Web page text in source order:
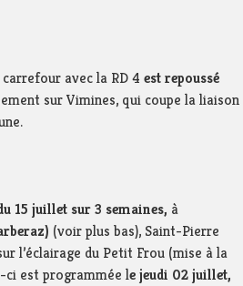
avec la RD 4 est repoussé
sur Vimines, qui coupe la liaison
15 juillet sur 3 semaines, à
(voir plus bas), Saint-Pierre
l’éclairage du Petit Frou (mise à la
ci est programmée le jeudi 02 juillet,